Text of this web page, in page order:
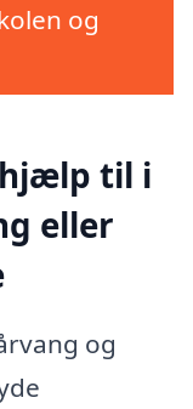
og
til i
eller
og